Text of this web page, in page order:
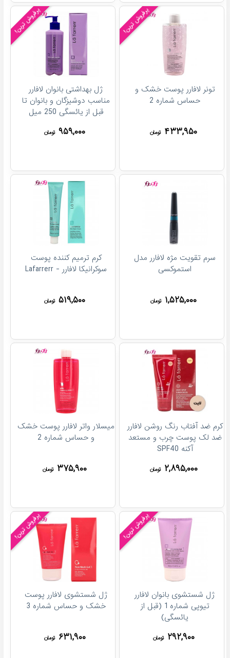
پرفروش ترین!
تونر لافارر پوست خشک و
حساس شماره 2
۴۳۳,۹۵۰ تومان
پرفروش ترین!
ژل بهداشتی بانوان لافارر
مناسب دوشیزگان و بانوان تا
قبل از یائسگی 250 میل
۹۵۹,۰۰۰ تومان
سرم تقویت مژه لافارر مدل
استموکسی
۱,۵۲۵,۰۰۰ تومان
کرم ترمیم کننده پوست
سوکرانیکا لافارر - Lafarrerr
۵۱۹,۵۰۰ تومان
کرم ضد آفتاب رنگ روشن لافارر
ضد لک پوست چرب و مستعد
آکنه SPF40
۲,۸۹۵,۰۰۰ تومان
میسلار واتر لافارر پوست خشک
و حساس شماره 2
۳۷۵,۹۰۰ تومان
پرفروش ترین!
ژل شستشوی بانوان لافارر
تیوپی شماره 1 (قبل از
یائسگی)
۲۹۲,۹۰۰ تومان
پرفروش ترین!
ژل شستشوی لافارر پوست
خشک و حساس شماره 3
۶۳۱,۹۰۰ تومان